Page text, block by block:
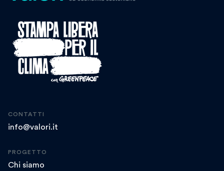
CONTATTI
info@valori.it
PROGETTO
Chi siamo